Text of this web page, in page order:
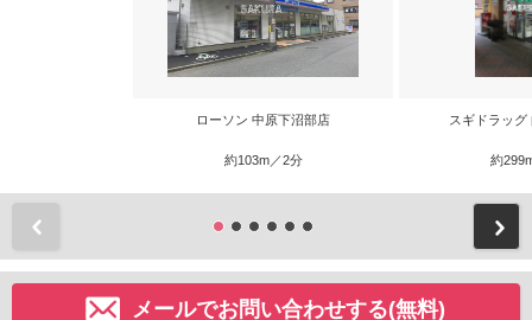
ローソン 中原下沼部店
約103m／2分
スギドラッグ
約
メールでお問い合わせする(無料)